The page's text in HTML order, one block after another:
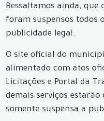
Ressaltamos ainda,
foram suspensos todos
publicidade legal.
O site oficial do
alimentado com atos
Licitações e Portal da
demais serviços
somente suspensa a